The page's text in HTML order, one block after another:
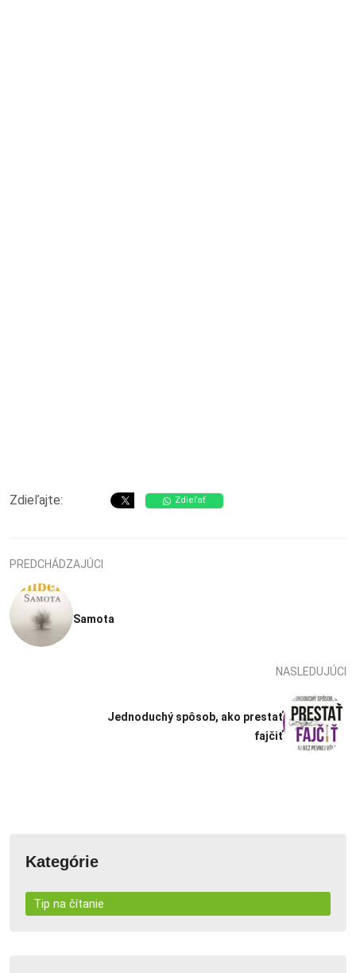
Zdieľajte: Zdieľať
PREDCHÁDZAJÚCI
Samota
NASLEDUJÚCI
Jednoduchý spôsob, ako prestať
fajčiť
Kategórie
Tip na čítanie